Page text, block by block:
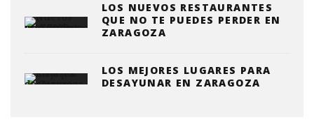
LOS NUEVOS RESTAURANTES
QUE NO TE PUEDES PERDER EN
ZARAGOZA
LOS MEJORES LUGARES PARA
DESAYUNAR EN ZARAGOZA